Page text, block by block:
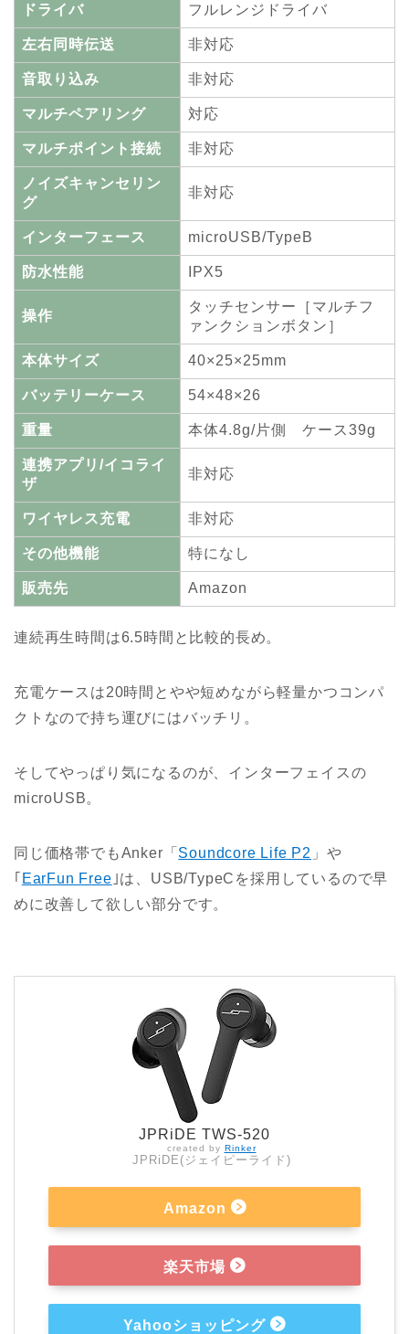
ドライバ フルレンジドライバ
左右同時伝送 非対応
音取り込み 非対応
マルチペアリング 対応
マルチポイント接続 非対応
ノイズキャンセリン
グ
非対応
インターフェース microUSB/TypeB
防水性能 IPX5
操作
タッチセンサー［マルチフ
ァンクションボタン］
本体サイズ 40×25×25mm
バッテリーケース 54×48×26
重量 本体4.8g/片側 ケース39g
連携アプリ/イコライ
ザ
非対応
ワイヤレス充電 非対応
その他機能 特になし
販売先 Amazon
連続再生時間は6.5時間と比較的長め。
充電ケースは20時間とやや短めながら軽量かつコンパ
クトなので持ち運びにはバッチリ。
そしてやっぱり気になるのが、インターフェイスの
microUSB。
同じ価格帯でもAnker「 Soundcore Life P2 」や
｢ EarFun Free ｣は、USB/TypeCを採用しているので早
めに改善して欲しい部分です。
JPRiDE TWS-520
created by Rinker
JPRiDE(ジェイピーライド)
Amazon
楽天市場
Yahooショッピング